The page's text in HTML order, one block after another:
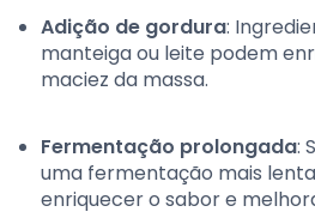
Adição de gordura:
manteiga ou leite podem
maciez da massa.
Fermentação prolongada:
uma fermentação mais
enriquecer o sabor e